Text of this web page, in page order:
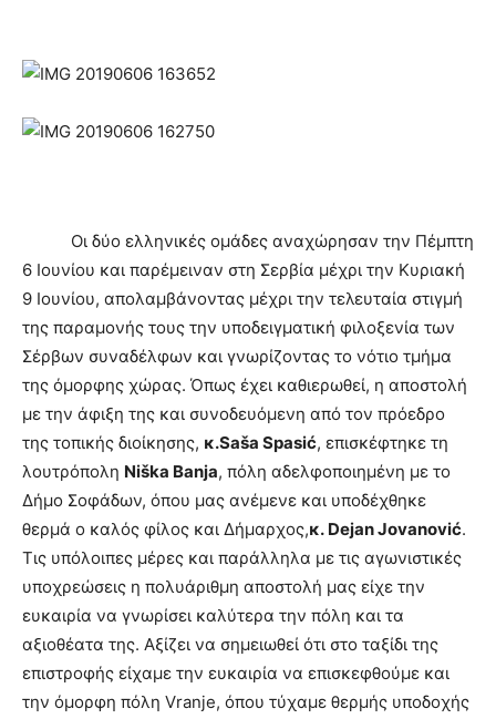
Οι δύο ελληνικές ομάδες αναχώρησαν την Πέμπτη
6 Ιουνίου και παρέμειναν στη Σερβία μέχρι την Κυριακή
9 Ιουνίου, απολαμβάνοντας μέχρι την τελευταία στιγμή
της παραμονής τους την υποδειγματική φιλοξενία των
Σέρβων συναδέλφων και γνωρίζοντας το νότιο τμήμα
της όμορφης χώρας. Όπως έχει καθιερωθεί, η αποστολή
με την άφιξη της και συνοδευόμενη από τον πρόεδρο
της τοπικής διοίκησης, κ.Saša Spasić, επισκέφτηκε τη
λουτρόπολη Niška Banja, πόλη αδελφοποιημένη με το
Δήμο Σοφάδων, όπου μας ανέμενε και υποδέχθηκε
θερμά ο καλός φίλος και Δήμαρχος,κ. DejanJovanović.
Τις υπόλοιπες μέρες και παράλληλα με τις αγωνιστικές
υποχρεώσεις η πολυάριθμη αποστολή μας είχε την
ευκαιρία να γνωρίσει καλύτερα την πόλη και τα
αξιοθέατα της. Αξίζει να σημειωθεί ότι στο ταξίδι της
επιστροφής είχαμε την ευκαιρία να επισκεφθούμε και
την όμορφη πόλη Vranje, όπου τύχαμε θερμής υποδοχής